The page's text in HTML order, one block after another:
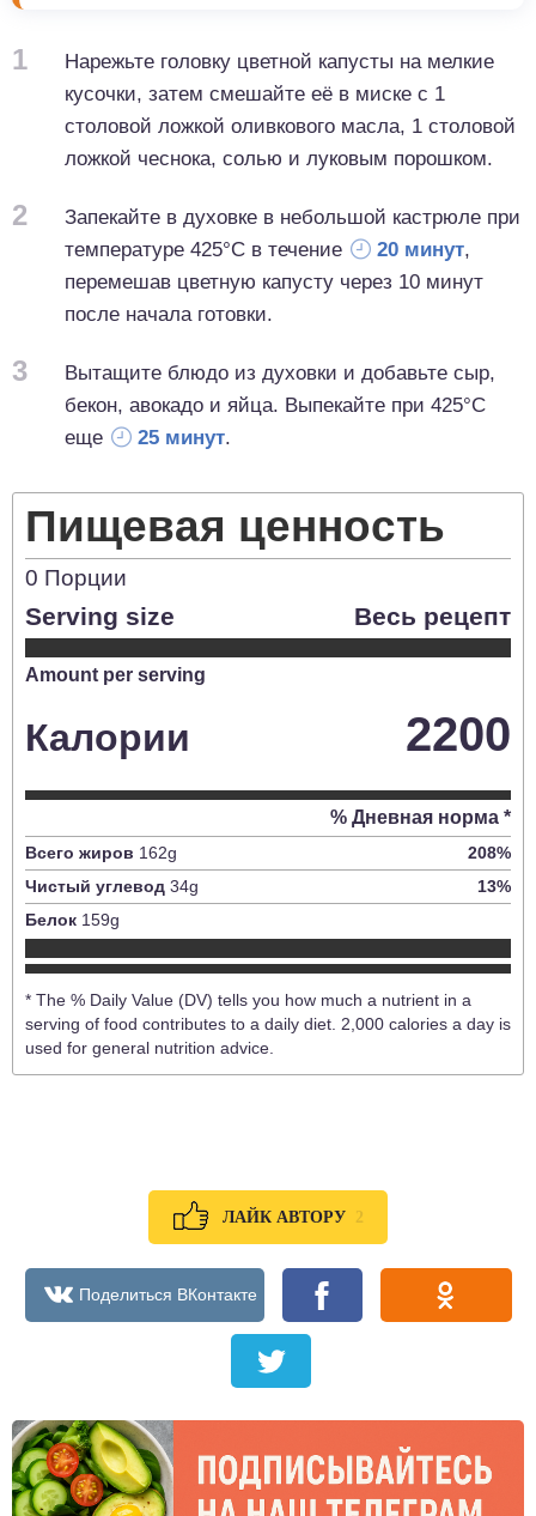
1
Нарежьте головку цветной капусты на мелкие
кусочки, затем смешайте её в миске с 1
столовой ложкой оливкового масла, 1 столовой
ложкой чеснока, солью и луковым порошком.
2
Запекайте в духовке в небольшой кастрюле при
температуре 425°С в течение
20 минут,
перемешав цветную капусту через 10 минут
после начала готовки.
3
Вытащите блюдо из духовки и добавьте сыр,
бекон, авокадо и яйца. Выпекайте при 425°С
еще
25 минут.
Пищевая ценность
0 Порции
Serving size Весь рецепт
Amount per serving
Калории 2200
% Дневная норма *
Всего жиров 162g 208%
Чистый углевод 34g 13%
Белок 159g
* The % Daily Value (DV) tells you how much a nutrient in a
serving of food contributes to a daily diet. 2,000 calories a day is
used for general nutrition advice.
ЛАЙК АВТОРУ 2